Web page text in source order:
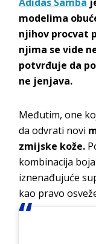
modelima
njihov procvat
njima se vide
potvrđuje da
ne jenjava.
Međutim, one
da odvrati novi
zmijske kože.
kombinacija
iznenađujuće
kao pravo